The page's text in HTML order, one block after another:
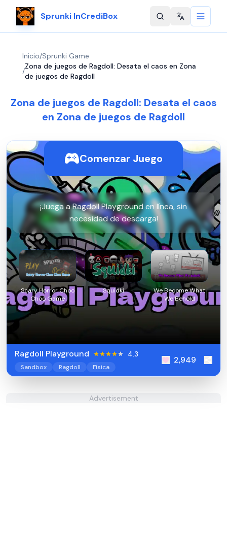
Sprunki InCrediBox Change
Inicio/Sprunki Game
/
Zona de juegos de Ragdoll: Desata el caos en Zona
de juegos de Ragdoll
Zona de juegos de Ragdoll: Desata el caos
en Zona de juegos de Ragdoll
Comenzar Juego
¡Juega a Ragdoll Playground en línea, sin
necesidad de descarga!
Scary Horror Choo
Choo Game
Squidki
We Become What
We Behold
Ragdoll Playground 4.3
Sandbox Ragdoll Física
2,949
Advertisement